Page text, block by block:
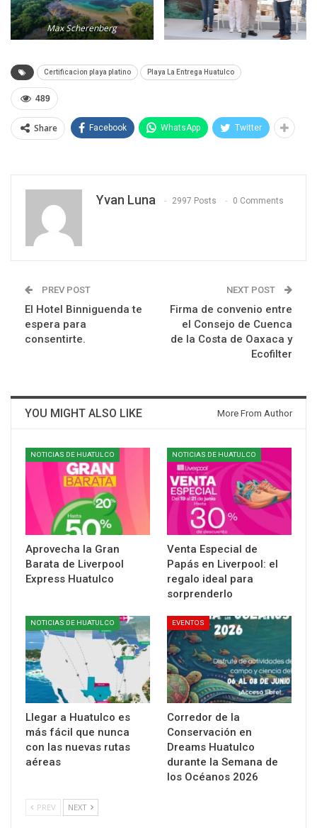
Max Scherenberg
Certificacion playa platino Playa La Entrega Huatulco
489
Share Facebook WhatsApp Twitter
Yvan Luna 2997 Posts 0 Comments
PREV POST
El Hotel Binniguenda te
espera para
consentirte.
NEXT POST
Firma de convenio entre
el Consejo de Cuenca
de la Costa de Oaxaca y
Ecofilter
YOU MIGHT ALSO LIKE More From Author
NOTICIAS DE HUATULCO
Aprovecha la Gran
Barata de Liverpool
Express Huatulco
NOTICIAS DE HUATULCO
Venta Especial de
Papás en Liverpool: el
regalo ideal para
sorprenderlo
NOTICIAS DE HUATULCO
Llegar a Huatulco es
más fácil que nunca
con las nuevas rutas
aéreas
EVENTOS
Corredor de la
Conservación en
Dreams Huatulco
durante la Semana de
los Océanos 2026
PREV NEXT